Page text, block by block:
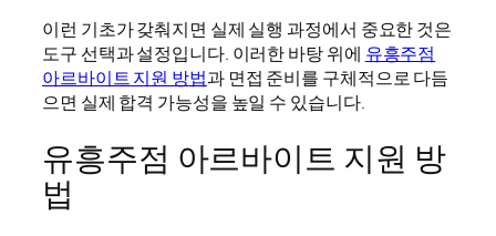
이런 기초가 갖춰지면 실제 실행 과정에서 중요한 것은
도구 선택과 설정입니다. 이러한 바탕 위에 유흥주점
아르바이트 지원 방법과 면접 준비를 구체적으로 다듬
으면 실제 합격 가능성을 높일 수 있습니다.
유흥주점 아르바이트 지원 방
법